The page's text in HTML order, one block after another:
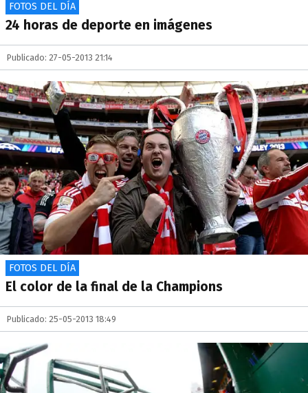
FOTOS DEL DÍA
24 horas de deporte en imágenes
Publicado: 27-05-2013 21:14
FOTOS DEL DÍA
El color de la final de la Champions
Publicado: 25-05-2013 18:49